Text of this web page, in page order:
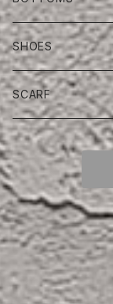
SHOES
SCARF